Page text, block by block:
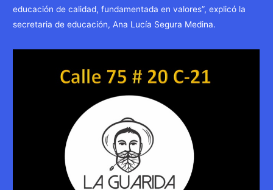
educación de calidad, fundamentada en valores”, explicó la
secretaria de educación, Ana Lucía Segura Medina.